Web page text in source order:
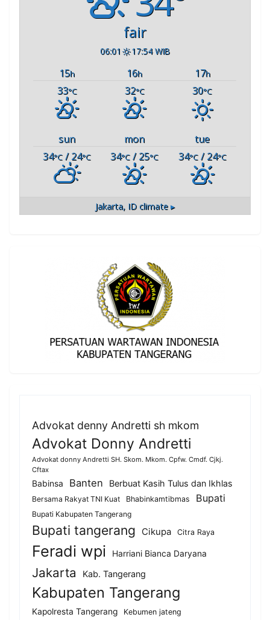
fair
06:01 17:54 WIB
15h 16h 17h
33°C 32°C 30°C
sun mon
tue
34°C / 24°C 34°C / 25°C 34°C/ 24°C
Jakarta, ID climate ▸
Advokat denny Andretti sh mkom
Advokat Donny Andretti
Advokat donny Andretti SH. Skom. Mkom. Cpfw. Cmdf. Cjkj.
Cftax
Babinsa Banten Berbuat Kasih Tulus dan Ikhlas
Bersama Rakyat TNI Kuat Bhabinkamtibmas Bupati
Bupati Kabupaten Tangerang
Bupati tangerang Cikupa Citra Raya
Feradi wpi Harriani Bianca Daryana
Jakarta Kab. Tangerang
Kabupaten Tangerang
Kapolresta Tangerang Kebumen jateng